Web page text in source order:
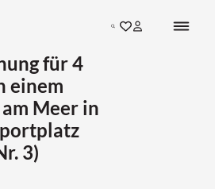
Search
für 4
einem
Meer in
3)